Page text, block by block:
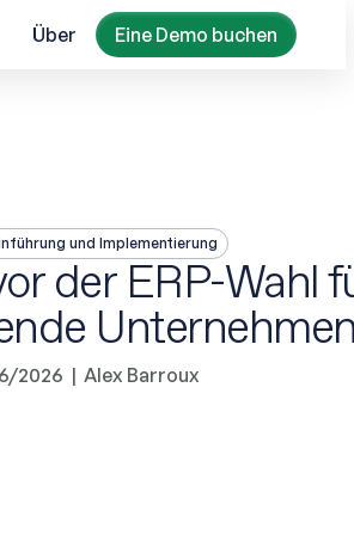
Über Eine Demo buchen
und Implementierung
der ERP-Wahl
2026 | Alex Barroux